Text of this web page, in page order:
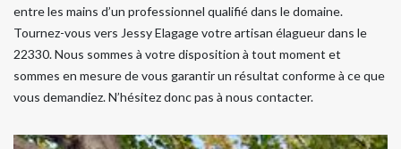
entre les mains d’un professionnel qualifié dans le domaine.
Tournez-vous vers Jessy Elagage votre artisan élagueur dans le
22330. Nous sommes à votre disposition à tout moment et
sommes en mesure de vous garantir un résultat conforme à ce que
vous demandiez. N’hésitez donc pas à nous contacter.